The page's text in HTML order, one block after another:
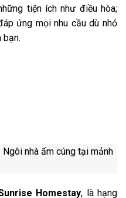
tiện ích như điều hòa;
ứng mọi nhu cầu dù nhỏ
bạn.
Homestay, là hạng